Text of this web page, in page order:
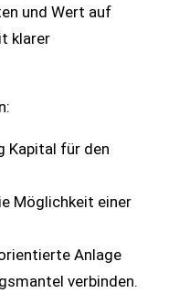
und Wert auf
klarer
Kapital für den
Möglichkeit einer
Anlage
verbinden.